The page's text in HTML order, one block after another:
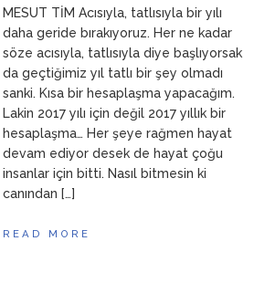
MESUT TİM Acısıyla, tatlısıyla bir yılı
daha geride bırakıyoruz. Her ne kadar
söze acısıyla, tatlısıyla diye başlıyorsak
da geçtiğimiz yıl tatlı bir şey olmadı
sanki. Kısa bir hesaplaşma yapacağım.
Lakin 2017 yılı için değil 2017 yıllık bir
hesaplaşma… Her şeye rağmen hayat
devam ediyor desek de hayat çoğu
insanlar için bitti. Nasıl bitmesin ki
canından […]
READ MORE